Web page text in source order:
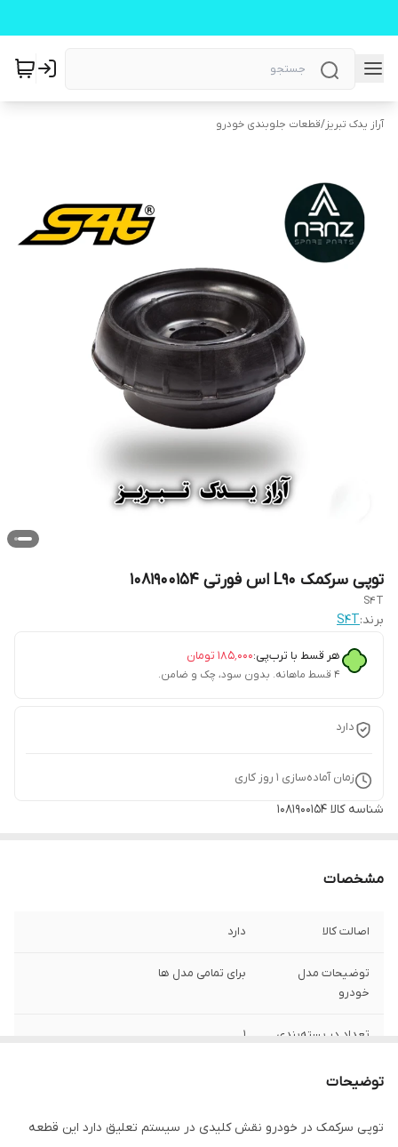
آراز یدک تبریز/قطعات جلوبندی خودرو
توپی سرکمک L90 اس فورتی 1081900154
S4T
برند:S4T
هر قسط با ترب‌پی:۱۸۵٬۰۰۰ تومان
۴ قسط ماهانه. بدون سود، چک و ضامن.
دارد
زمان آماده‌سازی 1 روز کاری
شناسه کالا 1081900154
مشخصات
اصالت کالا دارد
توضیحات مدل
خودرو
برای تمامی مدل ها
تعداد در بسته‌بندی 1
محل نصب
توضیحات
توپی سرکمک در خودرو نقش کلیدی در سیستم تعلیق دارد این قطعه